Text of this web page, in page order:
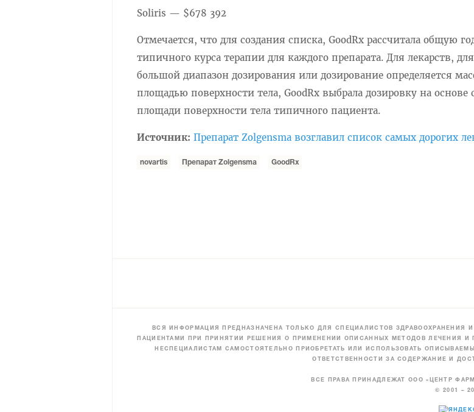
Soliris — $678 392
Отмечается, что для создания списка, GoodRx рассчитала общую
типичного курса терапии для каждого препарата. Для лекарств,
большой диапазон дозирования или дозирование определяется
площадью поверхности тела, GoodRx выбрала дозировку на основе
площади поверхности тела типичного пациента.
Источник: Препарат Zolgensma возглавил список самых дорогих
novartis Препарат Zolgensma GoodRx
ВСЯ ИНФОРМАЦИЯ ПРЕДНАЗНАЧЕНА ТОЛЬКО ДЛЯ СПЕЦИАЛИСТОВ
ПАЦИЕНТАМИ ПРИ ПРИНЯТИИ РЕШЕНИЯ О ПРИМЕНЕНИИ ОПИСАННЫХ МЕТОДОВ ЛЕЧЕНИЯ
НЕСПЕЦИАЛИСТАМ САМОСТОЯТЕЛЬНО ПРИОБРЕТАТЬ ИЛИ ИСПОЛЬЗОВАТЬ
ОТВЕТСТВЕННОСТИ ЗА СОДЕРЖАНИЕ И
ВСЕ ПРАВА ПРИНАДЛЕЖАТ ООО «ЦЕНТР
© 2001 –